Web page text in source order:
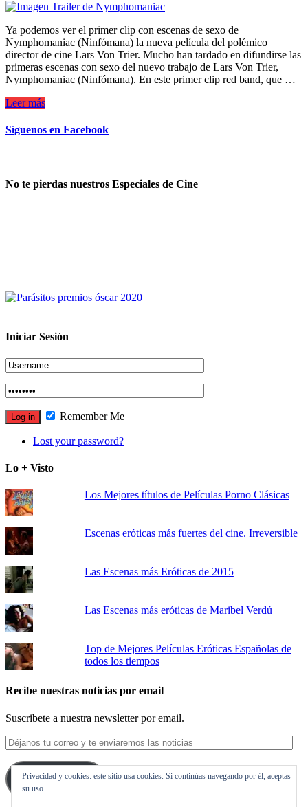
Ya podemos ver el primer clip con escenas de sexo de
Nymphomaniac (Ninfómana) la nueva película del polémico
director de cine Lars Von Trier. Mucho han tardado en difundirse las
primeras escenas con sexo del nuevo trabajo de Lars Von Trier,
Nymphomaniac (Ninfómana). En este primer clip red band, que …
Leer más
Síguenos en Facebook
No te pierdas nuestros Especiales de Cine
Iniciar Sesión
Remember Me
Lost your password?
Lo + Visto
Los Mejores títulos de Películas Porno Clásicas
Escenas eróticas más fuertes del cine. Irreversible
Las Escenas más Eróticas de 2015
Las Escenas más eróticas de Maribel Verdú
Top de Mejores Películas Eróticas Españolas de
todos los tiempos
Recibe nuestras noticias por email
Suscribete a nuestra newsletter por email.
Déjanos
tu
correo
y
te
Suscribirse
Privacidad y cookies: este sitio usa cookies. Si continúas navegando por él, aceptas
su uso.